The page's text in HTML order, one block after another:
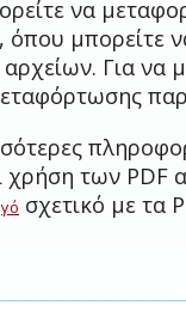
να
όπου μπορείτε
Για να
χρήση των PDF
σχετικό με τα